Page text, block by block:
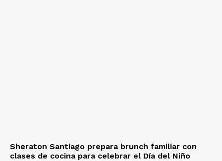
Sheraton Santiago prepara brunch familiar con
clases de cocina para celebrar el Día del Niño